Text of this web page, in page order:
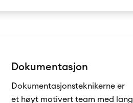
Dokumentasjon
Dokumentasjonsteknikerne er
et høyt motivert team med lang